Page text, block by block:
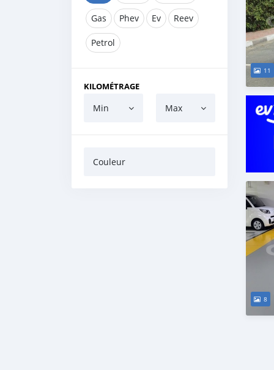
Gas Phev Ev Reev
Petrol
KILOMÉTRAGE
Min Max
Couleur
11
8